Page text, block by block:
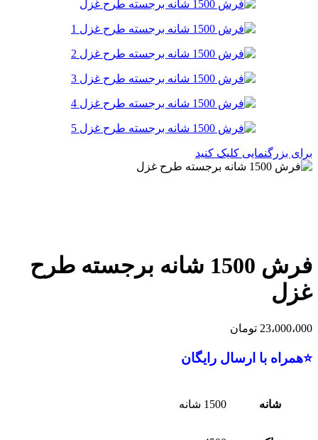
برای بزرگنمایی کلیک کنید
فرش 1500 شانه برجسته طرح
غزل
23،000،000 تومان
⭐همراه با ارسال رایگان
شانه 1500 شانه